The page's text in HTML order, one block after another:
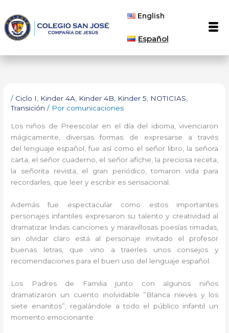
contenido
English
Español
/ Ciclo I, Kinder 4A, Kinder 4B, Kinder 5, NOTICIAS,
Transición / Por comunicaciones
Los niños de Preescolar en el día del idioma, vivenciaron
mágicamente, diversas formas de expresarse a través
del lenguaje español, fue así como el señor libro, la señora
carta, el señor cuaderno, el señor afiche, la preciosa receta,
la señorita revista, el gran periódico, tomaron vida para
recordarles, que leer y escribir es sensacional.
Además fue espectacular como estos importantes
personajes infantiles expresaron su talento y creatividad al
dramatizar lindas canciones y maravillosas poesías rimadas,
sin olvidar claro está al personaje invitado el profesor
buenas letras, que vino a traerles unos consejos y
recomendaciones para el buen uso del lenguaje español.
Los Padres de Familia junto con algunos niños
dramatizaron un cuento inolvidable ”Blanca nieves y los
siete enanitos”, regalándole a todo el público infantil un
momento emocionante.